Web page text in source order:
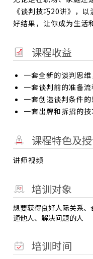
《谈判技巧20讲》，
好结果，让你成为生活
课程收益
一套全新的谈判思
一套谈判前的准备
一套创造谈判条件
一套出牌和拆招的
课程特色及
讲师视频
培训对象
想要获得良好人际关系
通他人、解决问题的人
培训时间